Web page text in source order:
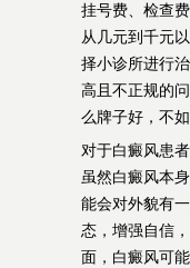
挂号费、检查
从几元到千元
择小诊所进行
高且不正规的
么牌子好，不
对于白癜风患
虽然白癜风本
能会对外貌有
态，增强自信
面，白癜风可